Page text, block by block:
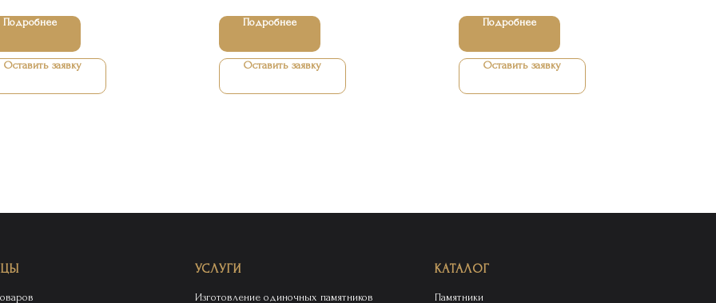
Подробнее
Оставить заявку
Подробнее
Оставить заявку
Подробнее
Оставить заявку
УСЛУГИ
Изготовление одиночных памятников
КАТАЛОГ
Памятники